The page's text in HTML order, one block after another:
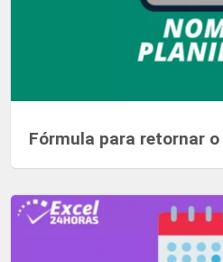
Fórmula para retornar